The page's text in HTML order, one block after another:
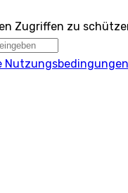
Zugriffen zu
Nutzungsbedingungen